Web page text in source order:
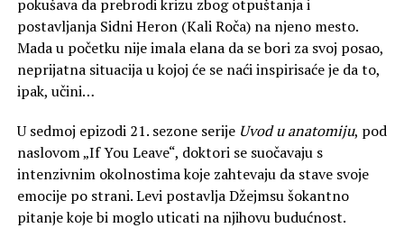
pokušava da prebrodi krizu zbog otpuštanja i
postavljanja Sidni Heron (Kali Roča) na njeno mesto.
Mada u početku nije imala elana da se bori za svoj posao,
neprijatna situacija u kojoj će se naći inspirisaće je da to,
ipak, učini…
U sedmoj epizodi 21. sezone serije Uvod u anatomiju, pod
naslovom „If You Leave“, doktori se suočavaju s
intenzivnim okolnostima koje zahtevaju da stave svoje
emocije po strani.Levi postavlja Džejmsu šokantno
pitanje koje bi moglo uticati na njihovu budućnost.